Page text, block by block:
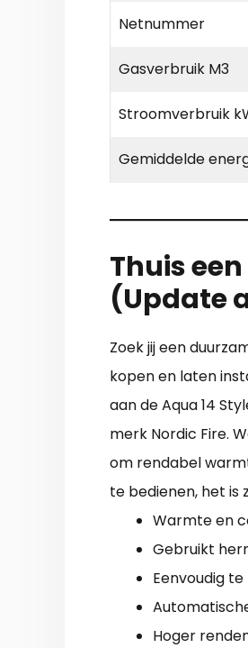
Netnummer
Gasverbruik M3
Stroomverbruik
Gemiddelde
Thuis
(Update
Zoek jij een
kopen en laten
aan de Aqua 14
merk Nordic Fire.
om rendabel
te bedienen, het is
Warmte en
Gebruikt
Eenvoudig
Hoger